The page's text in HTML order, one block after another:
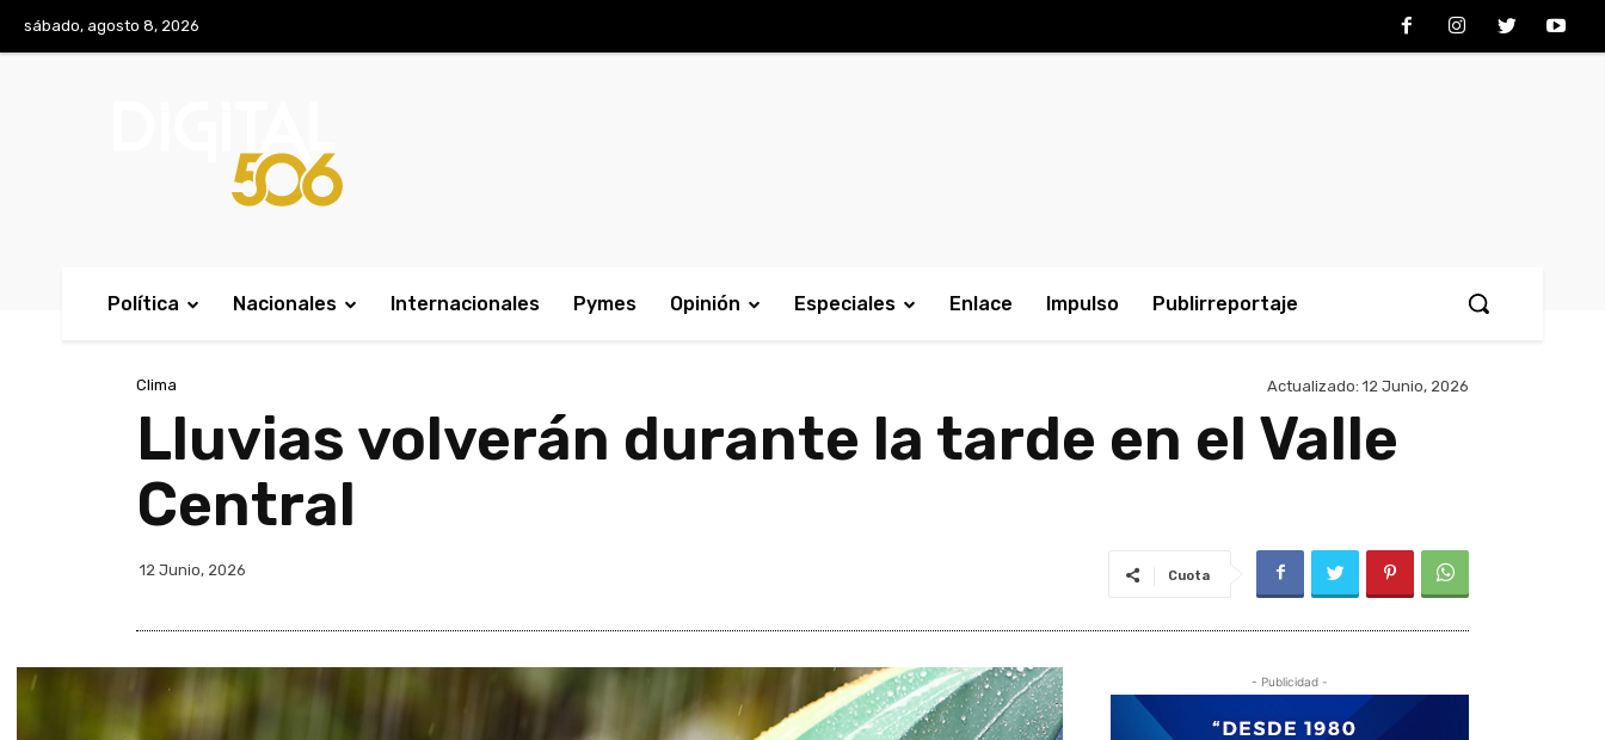
sábado, agosto 8, 2026
Política Nacionales Internacionales Pymes Opinión Especiales Enlace Impulso Publirreportaje
Clima Actualizado: 12 Junio, 2026
Lluvias volverán durante la tarde en el Valle
Central
12 Junio, 2026 Cuota
- Publicidad -